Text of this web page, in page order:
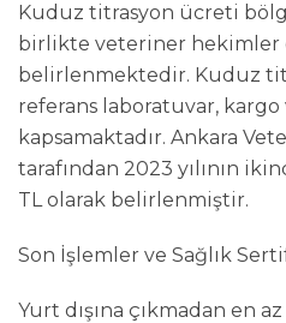
Kuduz titrasyon ücreti
birlikte veteriner hekimler
belirlenmektedir. Kuduz
referans laboratuvar,
kapsamaktadır. Ankara
tarafından 2023 yılının
TL olarak belirlenmiştir.
Son İşlemler ve Sağlık
Yurt dışına çıkmadan en